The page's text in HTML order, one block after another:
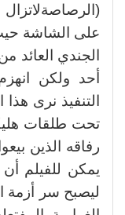
على الشاشة
أحد ولكن
التنفيذ نرى
تحت طلقات
رفاقه الذين
يمكن للفيلم
ليصبح سر أزمة